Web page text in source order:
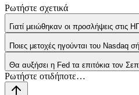
Ρωτήστε σχετικά
Γιατί μειώθηκαν οι προσλήψεις στις
Ποιες μετοχές ηγούνται του Nasdaq
Θα αυξήσει η Fed τα επιτόκια τον